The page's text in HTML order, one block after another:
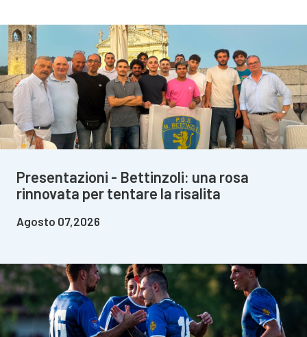
Presentazioni - Bettinzoli: una rosa
rinnovata per tentare la risalita
Agosto 07,2026